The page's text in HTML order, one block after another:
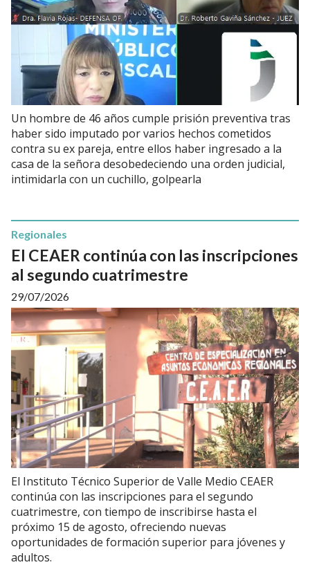
Un hombre de 46 años cumple prisión preventiva tras
haber sido imputado por varios hechos cometidos
contra su ex pareja, entre ellos haber ingresado a la
casa de la señora desobedeciendo una orden judicial,
intimidarla con un cuchillo, golpearla
El CEAER continúa con las inscripciones
al segundo cuatrimestre
Regionales
29/07/2026
El Instituto Técnico Superior de Valle Medio CEAER
continúa con las inscripciones para el segundo
cuatrimestre, con tiempo de inscribirse hasta el
próximo 15 de agosto, ofreciendo nuevas
oportunidades de formación superior para jóvenes y
adultos.